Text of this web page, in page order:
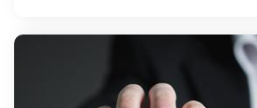
Tarjeta de presentación: qué